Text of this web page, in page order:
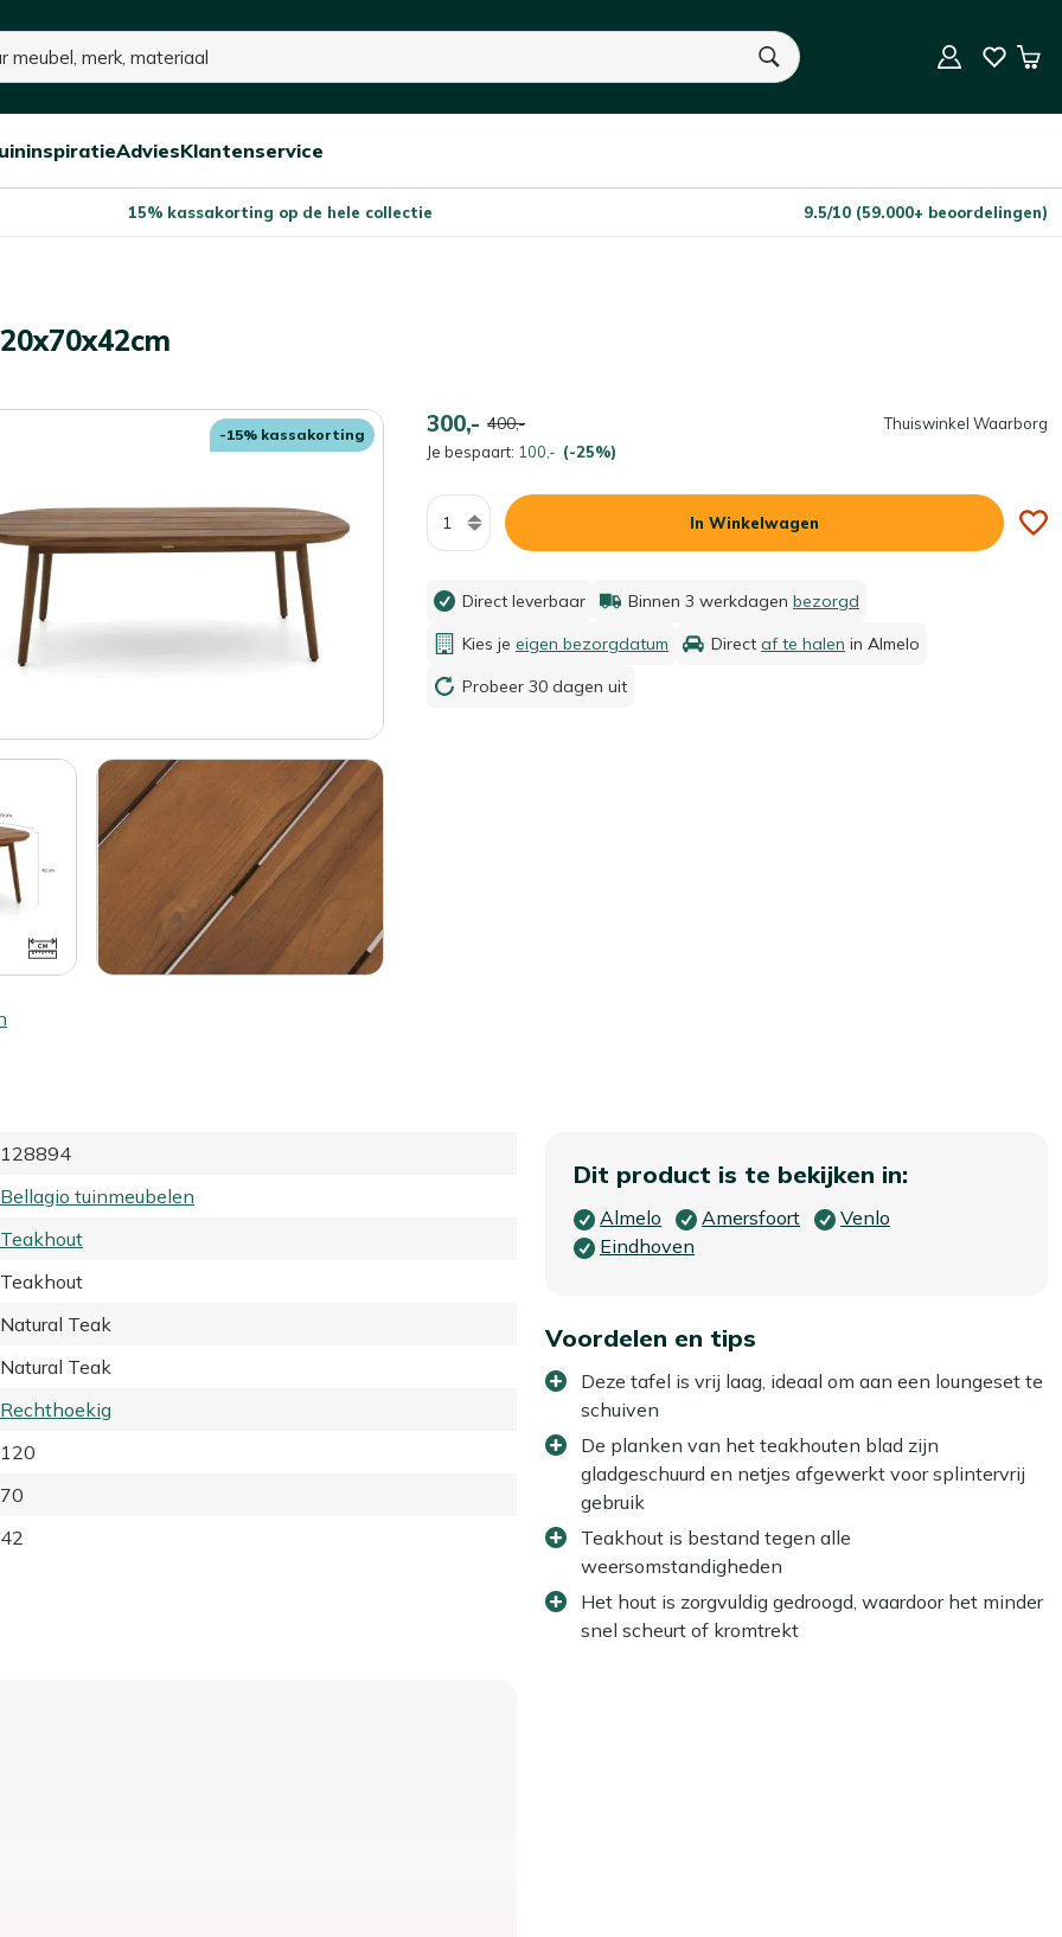
U heeft geen product(en) in uw winkelwagen.
Open/sluitOpen/sluit
Advies
Open/sluit
Klantenservice
15% kassakorting op de hele collectie 9.5/10 (59.000+ beoordelingen)
-15% kassakorting 300,- 400,-
Je bespaart: 100,- (-25%)
Thuiswinkel Waarborg
Aantal
In Winkelwagen
Aantal
In Winkelwagen
Direct leverbaar Binnen 3 werkdagen bezorgd
Kies je eigen bezorgdatum Direct af te halen in Almelo
Probeer 30 dagen uit
128894
Bellagio tuinmeubelen
Teakhout
Teakhout
Natural Teak
Natural Teak
Rechthoekig
120
70
42
Dit product is te bekijken in:
Almelo Amersfoort
Venlo
Eindhoven
Voordelen en tips
Deze tafel is vrij laag, ideaal om aan een loungeset te
schuiven
De planken van het teakhouten blad zijn
gladgeschuurd en netjes afgewerkt voor splintervrij
gebruik
Teakhout is bestand tegen alle
weersomstandigheden
Het hout is zorgvuldig gedroogd, waardoor het minder
snel scheurt of kromtrekt